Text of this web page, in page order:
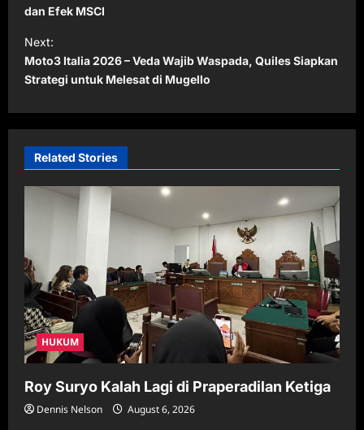
s
t
n
a
v
g
a
o
n
dan Efek MSCI
Next:
Moto3 Italia 2026 – Veda Wajib Waspada, Quiles Siapkan
Strategi untuk Melesat di Mugello
Related Stories
HUKUM
Roy Suryo Kalah Lagi di Praperadilan Ketiga
Dennis Nelson August 6, 2026